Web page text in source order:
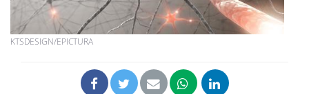
KTSDESIGN/EPICTURA